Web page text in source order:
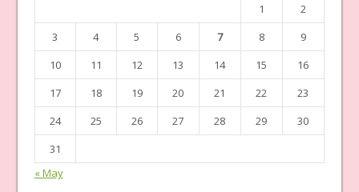
1
2
3
4 5 6 7 8
9
10
11 12 13 14 15
16
17
18 19 20 21 22
23
24
25 26 27 28 29
30
31
« May